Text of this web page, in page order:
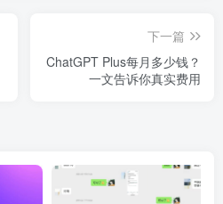
下一篇
ChatGPT Plus每月多少钱？
一文告诉你真实费用